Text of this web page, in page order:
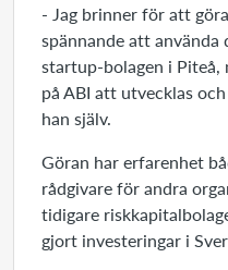
- Jag brinner för att
spännande att
startup-bolagen i Piteå,
på ABI att utvecklas
han själv.
Göran har erfarenhet
rådgivare för andra
tidigare
gjort investeringar i